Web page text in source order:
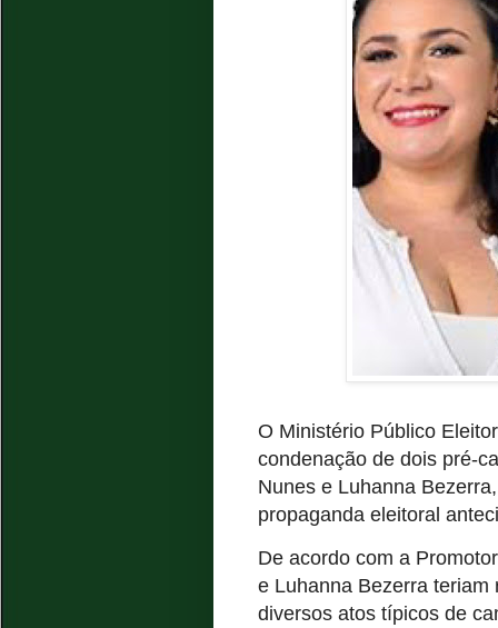
O Ministério Público
condenação de dois pré-
Nunes e Luhanna
propaganda eleitoral
De acordo com a
e Luhanna Bezerra
diversos atos típicos de